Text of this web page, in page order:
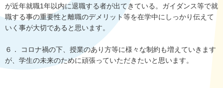
が近年就職1年以内に退職する者が出てきている。ガイダンス等で就
職する事の重要性と離職のデメリット等を在学中にしっかり伝えて
いく事が大切であると思います。
６． コロナ禍の下、授業のあり方等に様々な制約も増えていきます
が、学生の未来のために頑張っていただきたいと思います。